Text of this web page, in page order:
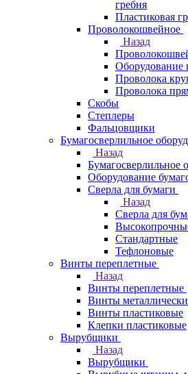
гребня
Пластиковая
Проволокошвейное
Назад
Оборудование
Проволока
Проволока
Скобы
Степлеры
Фальцовщики
Бумагосверлильное
Назад
Бумагосверлильное
Оборудование
Сверла для бумаги
Назад
Сверла для
Стандартные
Тефлоновые
Винты переплетные
Назад
Винты переплетные
Винты
Винты пластиковые
Клепки пластиковые
Вырубщики
Назад
Вырубщики